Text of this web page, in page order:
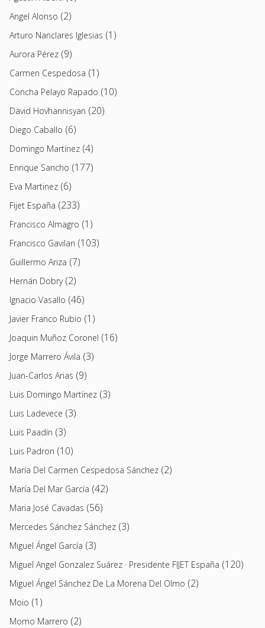
Angel Alonso (2)
Arturo Nanclares Iglesias (1)
Aurora Pérez (9)
Carmen Cespedosa (1)
Concha Pelayo Rapado (10)
David Hovhannisyan (20)
Diego Caballo (6)
Domingo Martínez (4)
Enrique Sancho (177)
Eva Martinez (6)
Fijet España (233)
Francisco Almagro (1)
Francisco Gavilan (103)
Guillermo Ariza (7)
Hernán Dobry(2)
Ignacio Vasallo (46)
Javier Franco Rubio (1)
Joaquin Muñoz Coronel (16)
Jorge Marrero Ávila (3)
Juan-Carlos Arias (9)
Luis Domingo Martínez (3)
Luis Ladevece (3)
Luis Paadín (3)
Luis Padron (10)
María Del Carmen Cespedosa Sánchez (2)
María Del Mar García (42)
Maria José Cavadas (56)
Mercedes Sánchez Sánchez (3)
Miguel Ángel García (3)
Miguel Angel Gonzalez Suárez · Presidente FIJET España (120)
Miguel Ángel Sánchez De La Morena Del Olmo (2)
Moio (1)
Momo Marrero (2)